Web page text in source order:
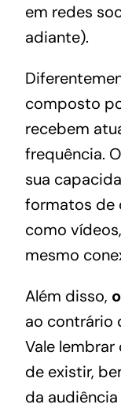
em redes
adiante).
composto
recebem
frequência.
sua
formatos de
como
mesmo
Além disso,
ao contrário
Vale
de existir,
da audiência